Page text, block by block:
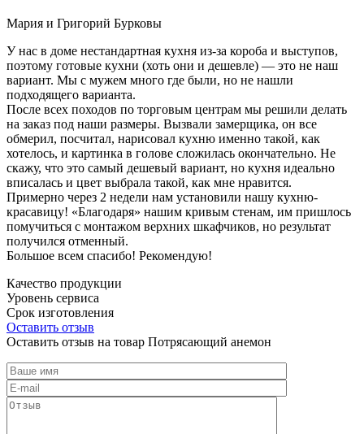
Мария и Григорий Бурковы
У нас в доме нестандартная кухня из-за короба и выступов,
поэтому готовые кухни (хоть они и дешевле) — это не наш
вариант. Мы с мужем много где были, но не нашли
подходящего варианта.
После всех походов по торговым центрам мы решили делать
на заказ под наши размеры. Вызвали замерщика, он все
обмерил, посчитал, нарисовал кухню именно такой, как
хотелось, и картинка в голове сложилась окончательно. Не
скажу, что это самый дешевый вариант, но кухня идеально
вписалась и цвет выбрала такой, как мне нравится.
Примерно через 2 недели нам установили нашу кухню-
красавицу! «Благодаря» нашим кривым стенам, им пришлось
помучиться с монтажом верхних шкафчиков, но результат
получился отменный.
Большое всем спасибо! Рекомендую!
Качество продукции
Уровень сервиса
Срок изготовления
Оставить отзыв
Оставить отзыв на товар Потрясающий анемон